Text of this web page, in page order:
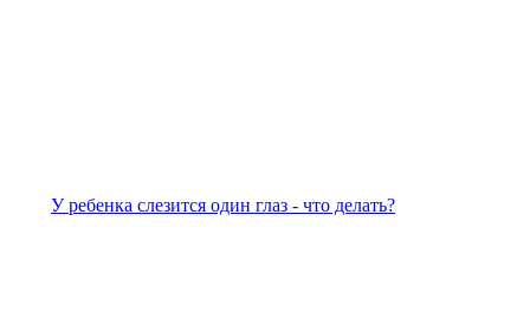
У ребенка слезится один глаз - что делать?